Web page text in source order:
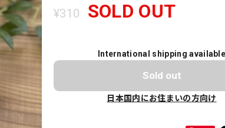
¥310 SOLD OUT
International shipping available
Sold out
日本国内にお住まいの方向け